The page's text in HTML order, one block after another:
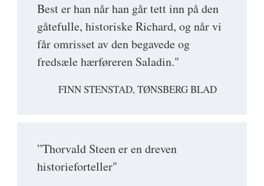
Best er han når han går tett inn på den
gåtefulle, historiske Richard, og når vi
får omrisset av den begavede og
fredsæle hærføreren Saladin."
FINN STENSTAD, TØNSBERG BLAD
”Thorvald Steen er en dreven
historieforteller"